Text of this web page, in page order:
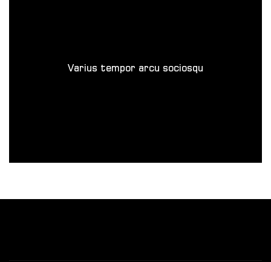
Varius tempor arcu sociosqu